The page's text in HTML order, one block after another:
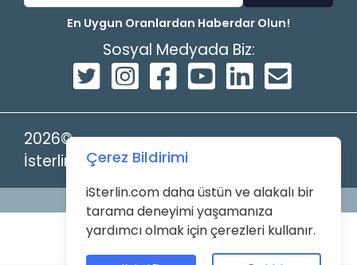
En Uygun Oranlardan Haberdar Olun!
Sosyal Medyada Biz:
2026©
İsterlin
Powered by
Çerez Bildirimi
iSterlin.com daha üstün ve alakalı bir
tarama deneyimi yaşamanıza
yardımcı olmak için çerezleri kullanır.